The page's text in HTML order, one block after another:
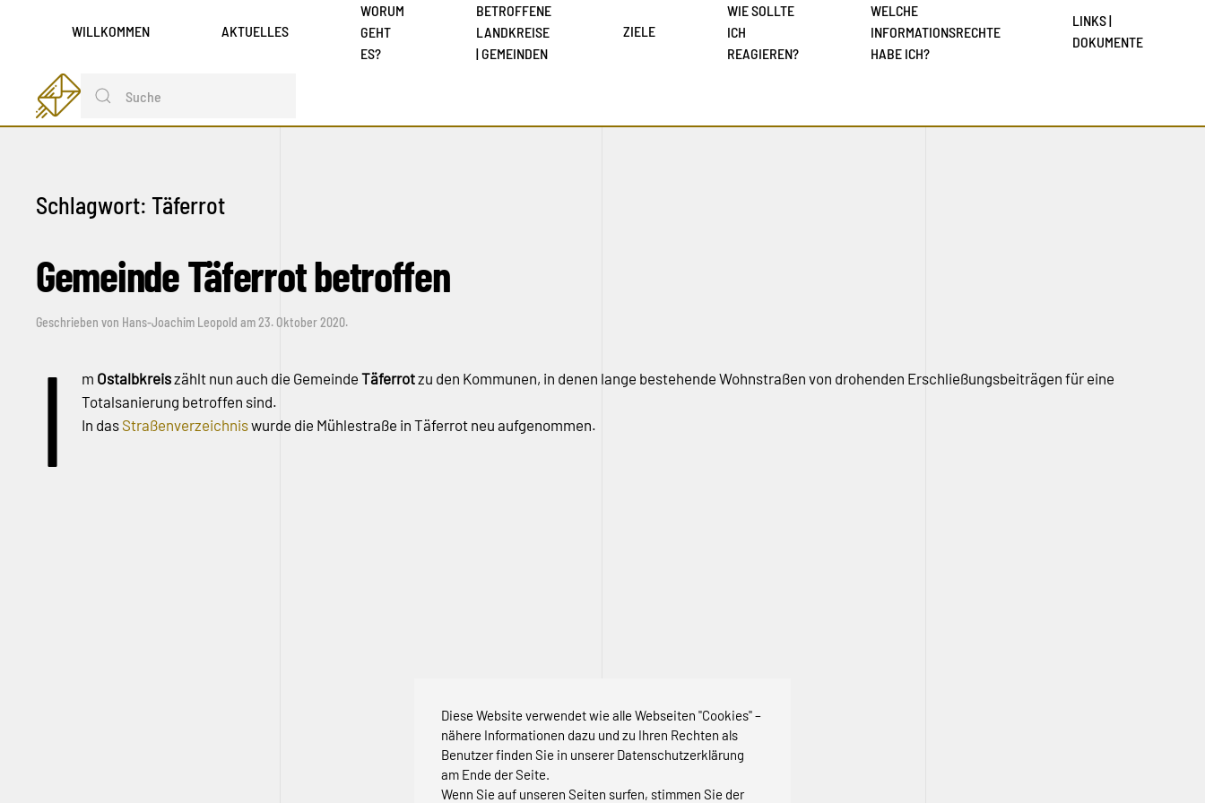
Diese Website verwendet wie alle Webseiten "Cookies" –
nähere Informationen dazu und zu Ihren Rechten als
Benutzer finden Sie in unserer Datenschutzerklärung
am Ende der Seite.
Wenn Sie auf unseren Seiten surfen, stimmen Sie der
WILLKOMMEN AKTUELLES
WORUM
GEHT
ES?
BETROFFENE
LANDKREISE
| GEMEINDEN
ZIELE
WIE SOLLTE
ICH
REAGIEREN?
WELCHE
INFORMATIONSRECHTE
HABE ICH?
LINKS |
DOKUMENTE
Schlagwort: Täferrot
Gemeinde Täferrot betroffen
Geschrieben von Hans-Joachim Leopold am23. Oktober 2020.
I m Ostalbkreiszählt nun auch die GemeindeTäferrotzu den Kommunen, in denen lange bestehende Wohnstraßen von drohenden Erschließungsbeiträgen für eine
Totalsanierung betroffen sind.
In das Straßenverzeichniswurde die Mühlestraße in Täferrot neu aufgenommen.